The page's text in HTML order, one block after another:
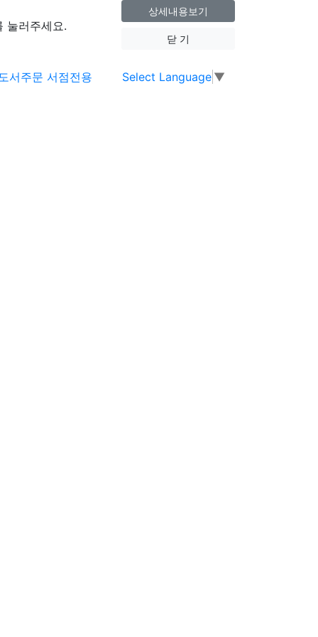
눌러주세요.
상세내용보기
닫 기
Select Language ▼